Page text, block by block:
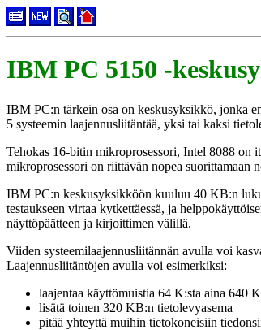
IBM PC 5150 -
IBM PC:n tärkein osa on keskusyksikkö, jonka
5 systeemin laajennusliitäntää, yksi tai kaksi
Tehokas 16-bitin mikroprosessori, Intel 8088 on
mikroprosessori on riittävän nopea suorittamaan
IBM PC:n keskusyksikköön kuuluu 40 KB:n
testaukseen virtaa kytkettäessä, ja
näyttöpäätteen ja kirjoittimen välillä.
Viiden systeemilaajennusliitännän avulla voi
Laajennusliitäntöjen avulla voi esimerkiksi:
laajentaa käyttömuistia 64 K:sta aina 640
lisätä toinen 320 KB:n tietolevyasema
pitää yhteyttä muihin tietokoneisiin